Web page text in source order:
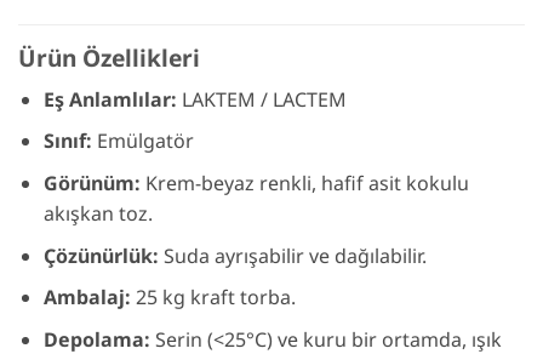
Ürün Özellikleri
Eş Anlamlılar: LAKTEM / LACTEM
Sınıf: Emülgatör
Görünüm: Krem-beyaz renkli, hafif asit kokulu
akışkan toz.
Çözünürlük: Suda ayrışabilir ve dağılabilir.
Ambalaj: 25 kg kraft torba.
Depolama: Serin (<25°C) ve kuru bir ortamda, ışık